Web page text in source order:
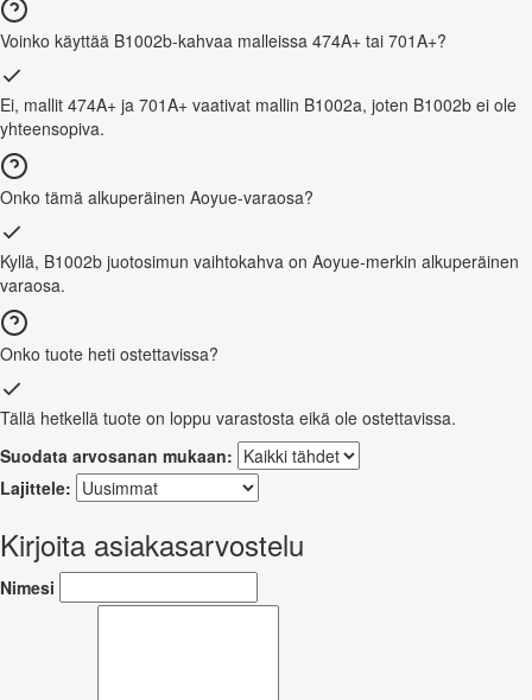
Voinko käyttää B1002b-kahvaa malleissa 474A+ tai 701A+?
Ei, mallit 474A+ ja 701A+ vaativat mallin B1002a, joten B1002b ei ole
yhteensopiva.
Onko tämä alkuperäinen Aoyue-varaosa?
Kyllä, B1002b juotosimun vaihtokahva on Aoyue-merkin alkuperäinen
varaosa.
Onko tuote heti ostettavissa?
Tällä hetkellä tuote on loppu varastosta eikä ole ostettavissa.
Suodata arvosanan mukaan:
Lajittele:
Kirjoita asiakasarvostelu
Nimesi